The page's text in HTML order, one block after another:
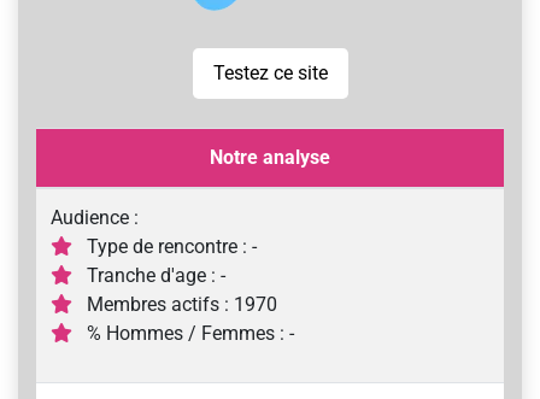
Testez ce site
Notre analyse
Audience :
Type de rencontre : -
Tranche d'age : -
Membres actifs : 1970
% Hommes / Femmes : -